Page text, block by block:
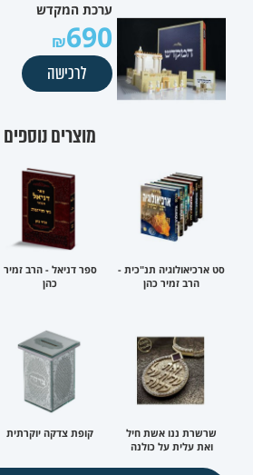
ערכת המקדש
690
לרכישה
מוצרים נוספים
סט ארכיאולוגיה תנ"כית -
הרב זמיר כהן
ספר דניאל - הרב זמיר
כהן
שרשרת ננו אשת חיל
ואת עלית על כולנה
קופת צדקה יוקרתית